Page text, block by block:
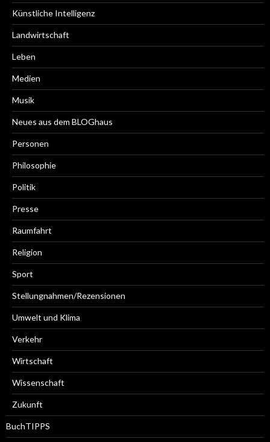
Künstliche Intelligenz
Landwirtschaft
Leben
Medien
Musik
Neues aus dem BLOGhaus
Personen
Philosophie
Politik
Presse
Raumfahrt
Religion
Sport
Stellungnahmen/Rezensionen
Umwelt und Klima
Verkehr
Wirtschaft
Wissenschaft
Zukunft
BuchTIPPS